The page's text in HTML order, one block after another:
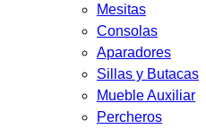
Mesitas
Consolas
Aparadores
Sillas y Butacas
Mueble Auxiliar
Percheros